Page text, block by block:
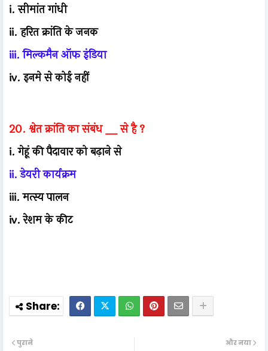
i. सीमांत गांधी
ii. हरित क्रांति के जनक
iii. मिल्कमैन ऑफ इंडिया
iv. इनमे से कोई नहीं
20. श्वेत क्रांति का संबंध __ से है ?
i. गेहूं की पैदावार को बढ़ाने से
ii. डेयरी कार्यक्रम
iii. मत्स्य पालन
iv. रेशम के कीट
और नया
पुराने